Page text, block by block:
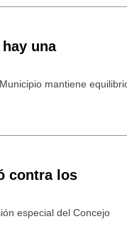
una
mantiene
contra los
especial del Concejo